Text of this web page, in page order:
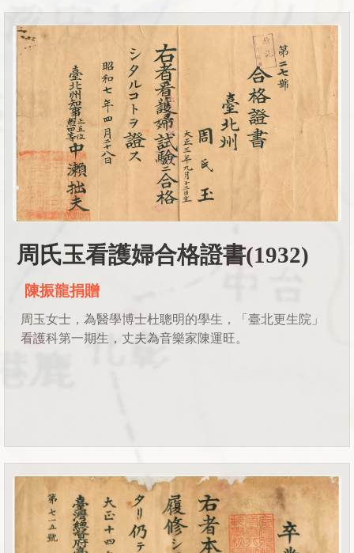
周氏玉看護婦合格證書(1932)
陳振龍捐贈
周玉女士，為醫學博士杜聰明的學生，「臺北更生院」
看護科第一期生，丈夫為音樂家陳運旺。